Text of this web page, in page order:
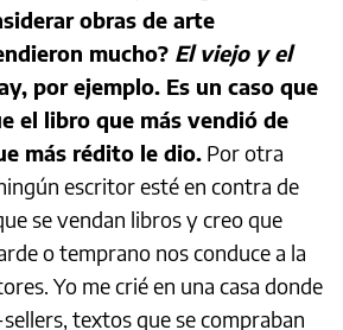
obras de arte
mucho? El viejo y el
por ejemplo. Es un caso que
el libro que más vendió de
más rédito le dio. Por otra
escritor esté en contra de
se vendan libros y creo que
o temprano nos conduce a la
Yo me crié en una casa donde
textos que se compraban